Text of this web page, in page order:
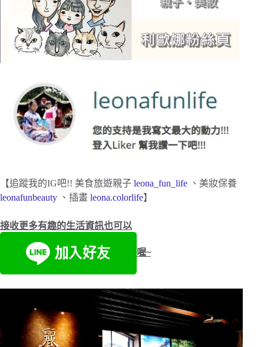
【追蹤我的IG吧!! 美食旅遊親子 leona_fun_life 、美妝保養
leonafunbeauty 、插畫 leona.colorlife】
接收更多有趣的生活資訊也可以
喔~